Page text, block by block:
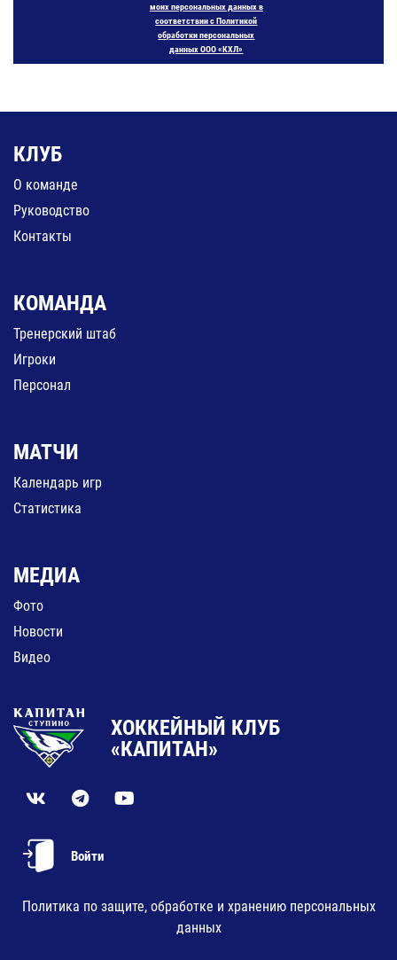
моих персональных данных в
соответствии с Политикой
обработки персональных
данных ООО «КХЛ»
КЛУБ
О команде
Руководство
Контакты
КОМАНДА
Тренерский штаб
Игроки
Персонал
МАТЧИ
Календарь игр
Статистика
МЕДИА
Фото
Новости
Видео
ХОККЕЙНЫЙ КЛУБ
«КАПИТАН»
Войти
Политика по защите, обработке и хранению персональных
данных